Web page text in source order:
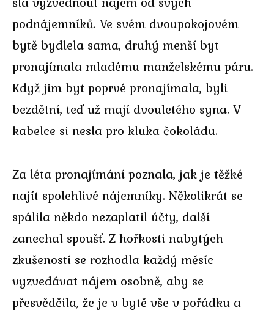
podnájemníků. Ve svém dvoupokojovém
bytě bydlela sama, druhý menší byt
pronajímala mladému manželskému páru.
Když jim byt poprvé pronajímala, byli
bezdětní, teď už mají dvouletého syna. V
kabelce si nesla pro kluka čokoládu.
Za léta pronajímání poznala, jak je těžké
najít spolehlivé nájemníky. Několikrát se
spálila někdo nezaplatil účty, další
zanechal spoušť. Z hořkosti nabytých
zkušeností se rozhodla každý měsíc
vyzvedávat nájem osobně, aby se
přesvědčila, že je v bytě vše v pořádku a